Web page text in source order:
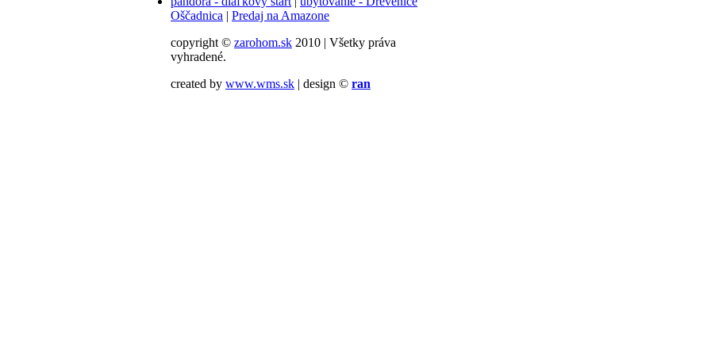
Oščadnica | Predaj na Amazone
copyright © zarohom.sk 2010 | Všetky práva
vyhradené.
created by www.wms.sk | design © ran